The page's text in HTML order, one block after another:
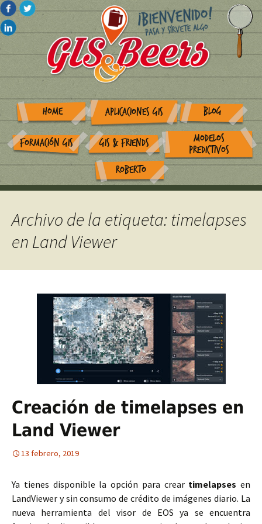
HOME APLICACIONES GIS BLOG
FORMACIÓN GIS GIS & FRIENDS
MODELOS
PREDICTIVOS
ROBERTO
Archivo de la etiqueta: timelapses
en Land Viewer
Creación de timelapses en
Land Viewer
13 febrero, 2019
Ya tienes disponible la opción para crear timelapses en
LandViewer y sin consumo de crédito de imágenes diario. La
nueva herramienta del visor de EOS ya se encuentra